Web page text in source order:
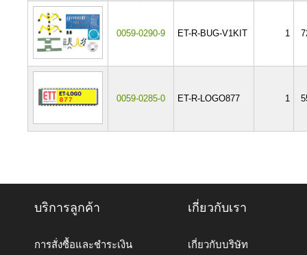
0059-0290-9 ET-R-BUG-V1KIT 1
0059-0285-0 ET-R-LOGO877 1
บริการลูกค้า
การสั่งซื้อและชำระเงิน
เกี่ยวกับเรา
เกี่ยวกับบริษัท